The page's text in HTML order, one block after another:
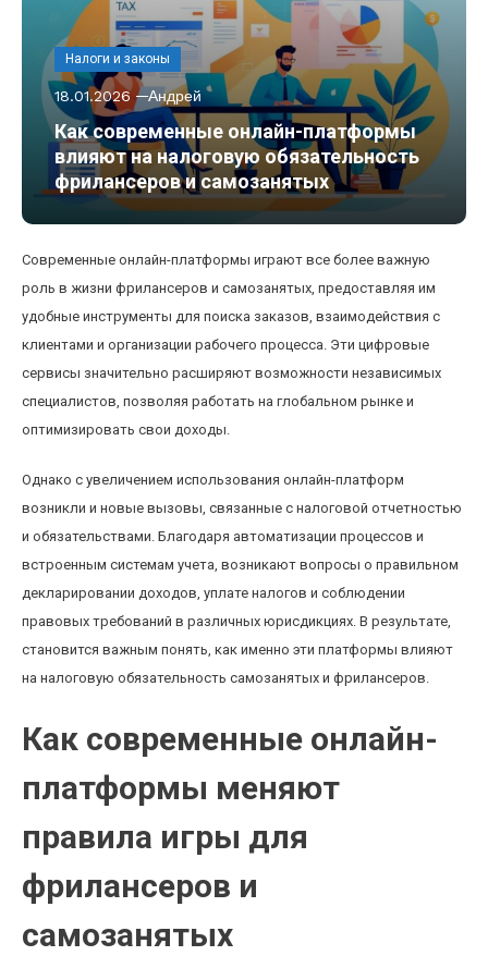
Налоги и законы
18.01.2026 Андрей
Как современные онлайн-платформы
влияют на налоговую обязательность
фрилансеров и самозанятых
Современные онлайн-платформы играют все более важную
роль в жизни фрилансеров и самозанятых, предоставляя им
удобные инструменты для поиска заказов, взаимодействия с
клиентами и организации рабочего процесса. Эти цифровые
сервисы значительно расширяют возможности независимых
специалистов, позволяя работать на глобальном рынке и
оптимизировать свои доходы.
Однако с увеличением использования онлайн-платформ
возникли и новые вызовы, связанные с налоговой отчетностью
и обязательствами. Благодаря автоматизации процессов и
встроенным системам учета, возникают вопросы о правильном
декларировании доходов, уплате налогов и соблюдении
правовых требований в различных юрисдикциях. В результате,
становится важным понять, как именно эти платформы влияют
на налоговую обязательность самозанятых и фрилансеров.
Как современные онлайн-
платформы меняют
правила игры для
фрилансеров и
самозанятых